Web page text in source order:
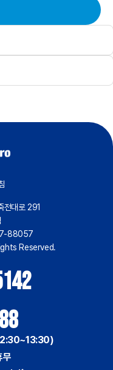
전대로 291
88057
Reserved.
무